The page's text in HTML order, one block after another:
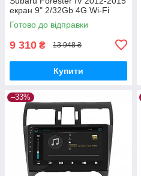
екран 9" 2/32Gb 4G Wi-Fi
GPS Top Android
Готово до відправки
9 310 ₴ 13 948 ₴
Купити
–33%